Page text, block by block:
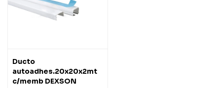
Ducto
autoadhes.20x20x2mt
c/memb DEXSON